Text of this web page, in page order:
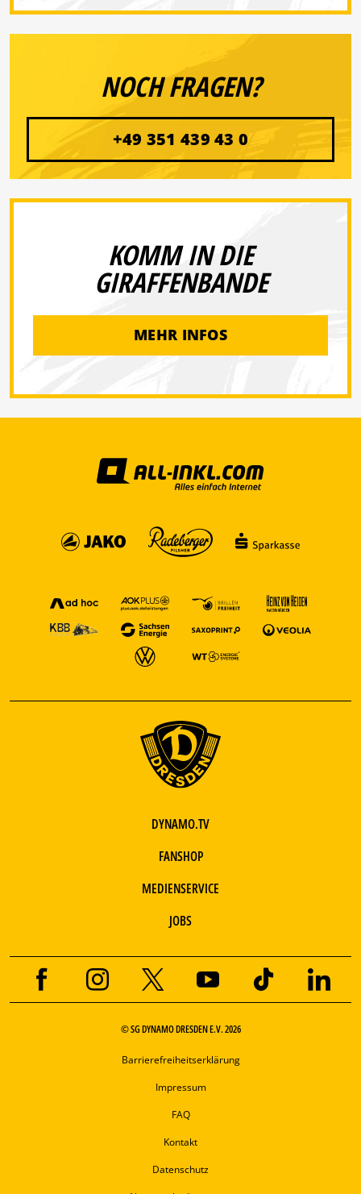
NOCH FRAGEN?
+49 351 439 43 0
KOMM IN DIE
GIRAFFENBANDE
MEHR INFOS
DYNAMO.TV
FANSHOP
MEDIENSERVICE
JOBS
© SG DYNAMO DRESDEN E.V. 2026
Barrierefreiheitserklärung
Impressum
FAQ
Kontakt
Datenschutz